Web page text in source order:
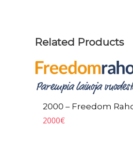
Related Products
2000 – Freedom
2000€